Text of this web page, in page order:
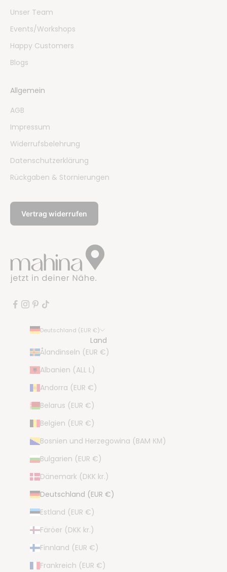
Unser Team
Events/Workshops
Happy Customers
Blogs
Allgemein
AGB
Impressum
Widerrufsbelehrung
Datenschutzerklärung
Rückgaben & Stornierungen
Vertrag widerrufen
Deutschland (EUR €)
Land
Ålandinseln (EUR €)
Albanien (ALL L)
Andorra (EUR €)
Belarus (EUR €)
Belgien (EUR €)
Bosnien und Herzegowina (BAM КМ)
Bulgarien (EUR €)
Dänemark (DKK kr.)
Deutschland (EUR €)
Estland (EUR €)
Färöer (DKK kr.)
Finnland (EUR €)
Frankreich (EUR €)